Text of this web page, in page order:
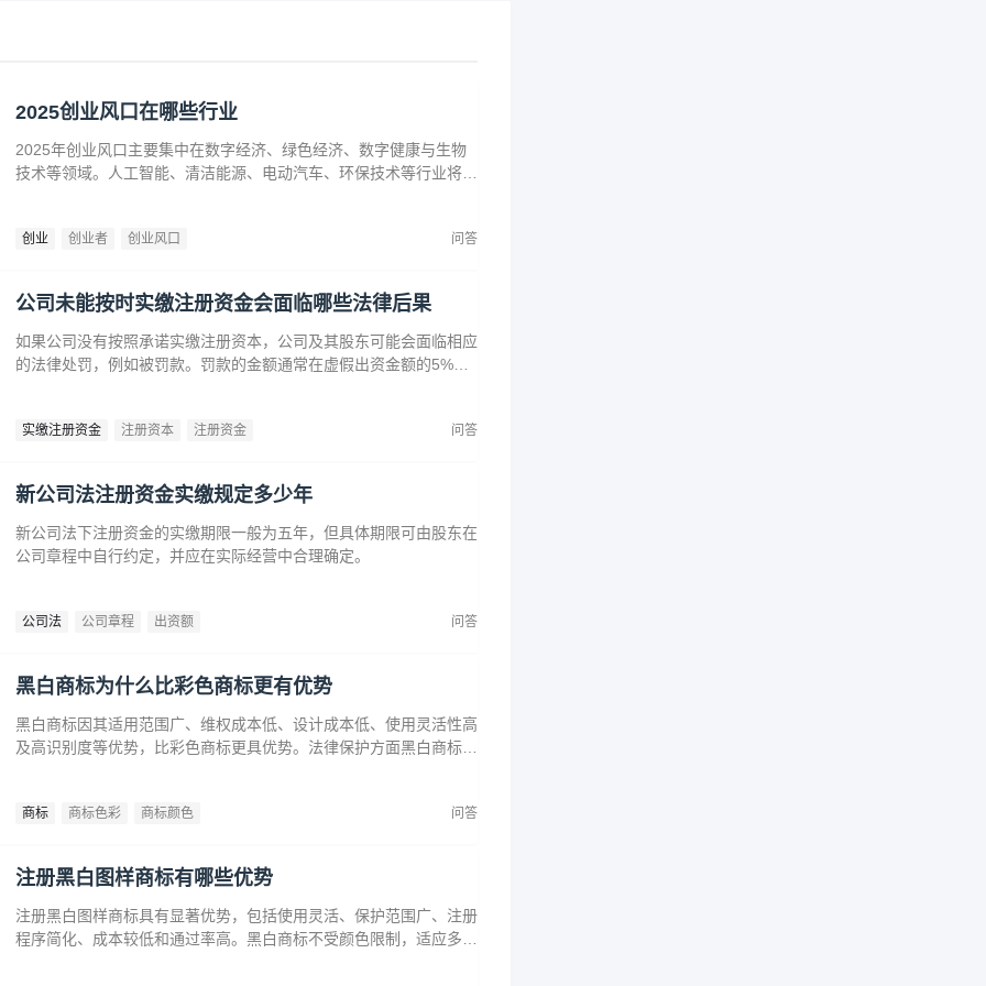
2025创业风口在哪些行业
2025年创业风口主要集中在数字经济、绿色经济、数字健康与生物
技术等领域。人工智能、清洁能源、电动汽车、环保技术等行业将迎
住这些前沿趋势，开拓新兴产业，创造商业价值。
创业 创业者 创业风口 问答
公司未能按时实缴注册资金会面临哪些法律后果
如果公司没有按照承诺实缴注册资本，公司及其股东可能会面临相应
的法律处罚，例如被罚款。罚款的金额通常在虚假出资金额的5%到
实缴注册资金 注册资本 注册资金 问答
新公司法注册资金实缴规定多少年
新公司法下注册资金的实缴期限一般为五年，但具体期限可由股东在
公司章程中自行约定，并应在实际经营中合理确定。
公司法 公司章程 出资额 问答
黑白商标为什么比彩色商标更有优势
黑白商标因其适用范围广、维权成本低、设计成本低、使用灵活性高
及高识别度等优势，比彩色商标更具优势。法律保护方面黑白商标更
商标 商标色彩 商标颜色 问答
注册黑白图样商标有哪些优势
注册黑白图样商标具有显著优势，包括使用灵活、保护范围广、注册
程序简化、成本较低和通过率高。黑白商标不受颜色限制，适应多样